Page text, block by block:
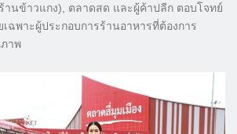
านข้าวแกง), ตลาดสด และผู้ค้าปลีก ตอบโจทย์
เฉพาะผู้ประกอบการร้านอาหารที่ต้องการ
าพ